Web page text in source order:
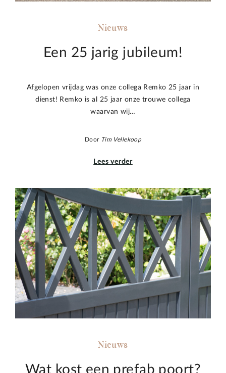
Nieuws
Een 25 jarig jubileum!
Afgelopen vrijdag was onze collega Remko 25 jaar in
dienst! Remko is al 25 jaar onze trouwe collega
waarvan wij…
Door Tim Vellekoop
Lees verder
Nieuws
Wat kost een prefab poort?